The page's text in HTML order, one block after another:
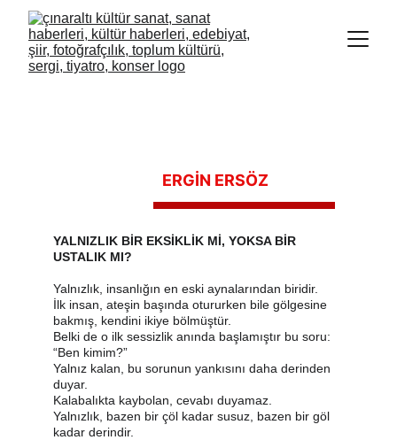
YALNIZLIK BİR EKSİKLİK Mİ, YOKSA BİR
USTALIK MI?
Yalnızlık, insanlığın en eski aynalarından biridir.
İlk insan, ateşin başında otururken bile gölgesine
bakmış, kendini ikiye bölmüştür.
Belki de o ilk sessizlik anında başlamıştır bu soru:
“Ben kimim?”
Yalnız kalan, bu sorunun yankısını daha derinden
duyar.
Kalabalıkta kaybolan, cevabı duyamaz.
Yalnızlık, bazen bir çöl kadar susuz, bazen bir göl
kadar derindir.
ERGİN ERSÖZ